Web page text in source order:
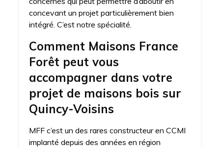
concevant un projet particulièrement bien
intégré. C’est notre spécialité.
Comment Maisons France
Forêt peut vous
accompagner dans votre
projet de maisons bois sur
Quincy-Voisins
MFF c’est un des rares constructeur en CCMI
implanté depuis des années en région